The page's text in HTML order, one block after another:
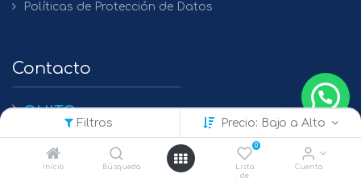
Filtros Precio: Bajo a Alto
Inicio Búsqueda
0
Lista
de
Cuenta
Políticas de Protección de Datos
Contacto
QUITO
+(593) 2 450475 / 2269 148 / 2261 979
GUAYAQUIL